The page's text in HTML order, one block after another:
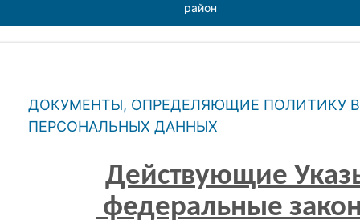
район
ДОКУМЕНТЫ, ОПРЕДЕЛЯЮЩИЕ ПОЛИТИКУ
ПЕРСОНАЛЬНЫХ ДАННЫХ
Действующие
федеральные